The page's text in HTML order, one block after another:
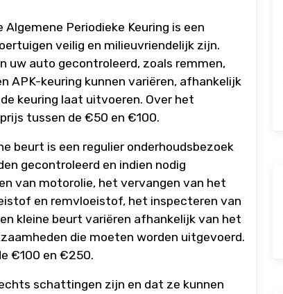
Periodieke Keuring is een
veilig en milieuvriendelijk zijn.
uw auto gecontroleerd, zoals remmen,
APK-keuring kunnen variëren, afhankelijk
keuring laat uitvoeren. Over het
tussen de €50 en €100.
beurt is een regulier onderhoudsbezoek
gecontroleerd en indien nodig
van motorolie, het vervangen van het
en remvloeistof, het inspecteren van
kleine beurt variëren afhankelijk van het
die moeten worden uitgevoerd.
€100 en €250.
schattingen zijn en dat ze kunnen